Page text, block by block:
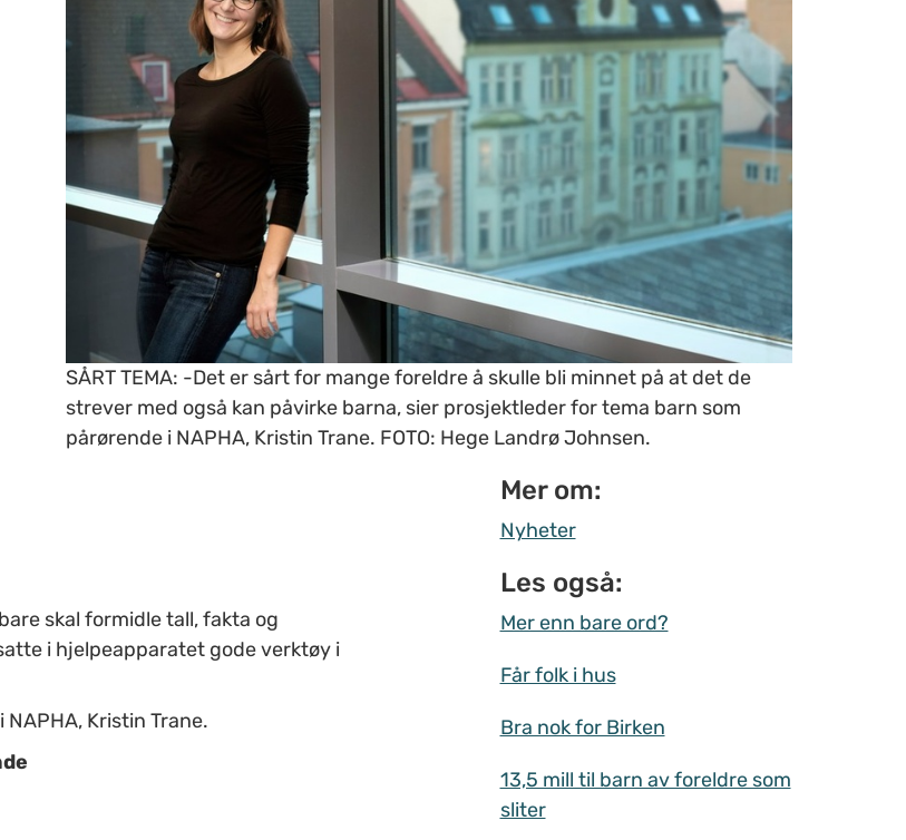
SÅRT TEMA: -Det er sårt for mange foreldre å skulle bli minnet på at det de
strever med også kan påvirke barna, sier prosjektleder for tema barn som
pårørende i NAPHA, Kristin Trane. FOTO: Hege Landrø Johnsen.
skal formidle tall, fakta og
i hjelpeapparatet gode verktøy i
Kristin Trane.
Mer om:
Nyheter
Les også:
Mer enn bare ord?
Får folk i hus
Bra nok for Birken
13,5 mill til barn av foreldre som
sliter